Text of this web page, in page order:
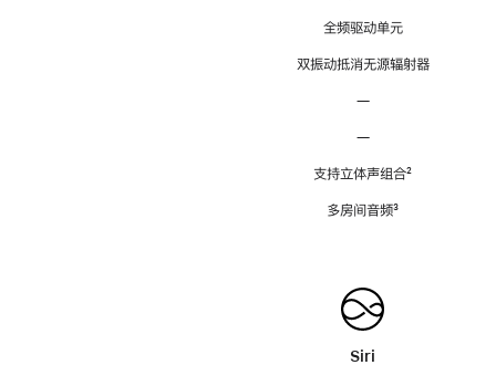
全频驱动单元
双振动抵消无源辐射器
—
—
支持立体声组合脚
²
多房间音频脚
³
Siri